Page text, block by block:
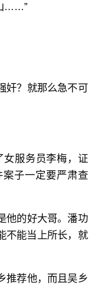
……”
奸？就那么急不可
女服务员李梅，证
子一定要严肃查
他的好大哥。潘功
不能当上所长，就
推荐他，而且吴乡